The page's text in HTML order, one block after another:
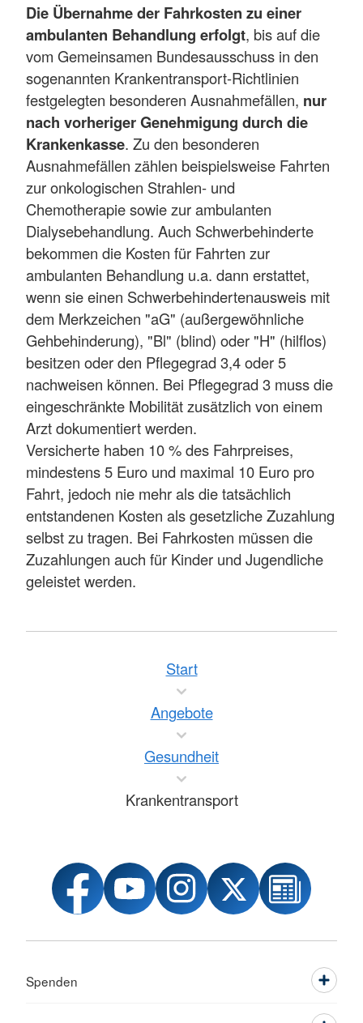
Die Übernahme der Fahrkosten zu einer
ambulanten Behandlung erfolgt, bis auf die
vom Gemeinsamen Bundesausschuss in den
sogenannten Krankentransport-Richtlinien
festgelegten besonderen Ausnahmefällen, nur
nach vorheriger Genehmigung durch die
Krankenkasse. Zu den besonderen
Ausnahmefällen zählen beispielsweise Fahrten
zur onkologischen Strahlen- und
Chemotherapie sowie zur ambulanten
Dialysebehandlung. Auch Schwerbehinderte
bekommen die Kosten für Fahrten zur
ambulanten Behandlung u.a. dann erstattet,
wenn sie einen Schwerbehindertenausweis mit
dem Merkzeichen "aG" (außergewöhnliche
Gehbehinderung), "Bl" (blind) oder "H" (hilflos)
besitzen oder den Pflegegrad 3,4 oder 5
nachweisen können. Bei Pflegegrad 3 muss die
eingeschränkte Mobilität zusätzlich von einem
Arzt dokumentiert werden.
Versicherte haben 10 % des Fahrpreises,
mindestens 5 Euro und maximal 10 Euro pro
Fahrt, jedoch nie mehr als die tatsächlich
entstandenen Kosten als gesetzliche Zuzahlung
selbst zu tragen. Bei Fahrkosten müssen die
Zuzahlungen auch für Kinder und Jugendliche
geleistet werden.
Start
Angebote
Gesundheit
Krankentransport
Spenden